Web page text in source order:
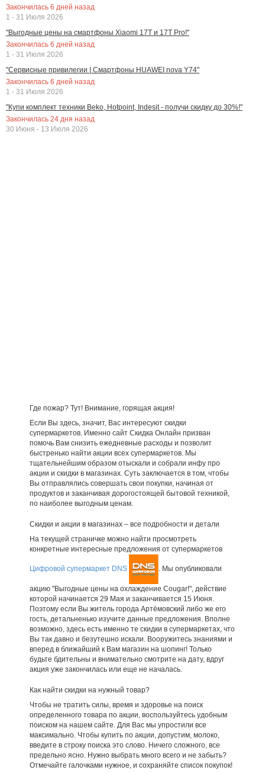
Закончилась 6 дней назад
1 - 31 Июля 2026
"Выгодные цены на смартфоны Xiaomi 17T и 17T Pro!"
Закончилась 6 дней назад
1 - 31 Июля 2026
"Сервисные привилегии | Смартфоны HUAWEI nova Y74"
Закончилась 6 дней назад
1 - 31 Июля 2026
"Купи комплект техники Beko, Hotpoint, Indesit - получи скидку до 30%!"
Закончилась 24 дня назад
30 Июня - 13 Июля 2026
Где пожар? Тут! Внимание, горящая акция!
Если Вы здесь, значит, Вас интересуют скидки
супермаркетов. Именно сайт Скидка Онлайн призван
помочь Вам снизить ежедневные расходы и позволит
быстренько найти акции всех супермаркетов. Мы
тщательнейшим образом отыскали и собрали инфу про
акции и скидки в магазинах. Суть заключается в том, чтобы
Вы отправлялись совершать свои покупки, начиная от
продуктов и заканчивая дорогостоящей бытовой техникой,
по наиболее выгодным ценам.
Скидки и акции в магазинах – все подробности и детали
На текущей страничке можно найти просмотреть
конкретные интересные предложения от супермаркетов
Цифровой супермаркет DNS . Мы опубликовали
акцию "Выгодные цены на охлаждение Cougar!", действие
которой начинается 29 Мая и заканчивается 15 Июня.
Поэтому если Вы житель города Артёмовский либо же его
гость, детальненько изучите данные предложения. Вполне
возможно, здесь есть именно те скидки в супермаркетах, что
Вы так давно и безутешно искали. Вооружитесь знаниями и
вперед в ближайший к Вам магазин на шопинг! Только
будьте бдительны и внимательно смотрите на дату, вдруг
акция уже закончилась или еще не началась.
Как найти скидки на нужный товар?
Чтобы не тратить силы, время и здоровье на поиск
определенного товара по акции, воспользуйтесь удобным
поиском на нашем сайте. Для Вас мы упростили все
максимально. Чтобы купить по акции, допустим, молоко,
введите в строку поиска это слово. Ничего сложного, все
предельно ясно. Нужно выбрать много всего и не забыть?
Отмечайте галочками нужное, и сохраняйте список покупок!